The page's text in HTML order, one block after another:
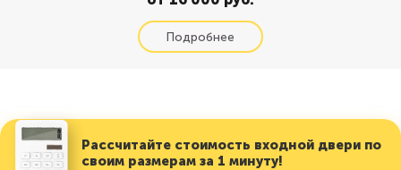
Рассчитайте стоимость входной двери по
своим размерам за 1 минуту!